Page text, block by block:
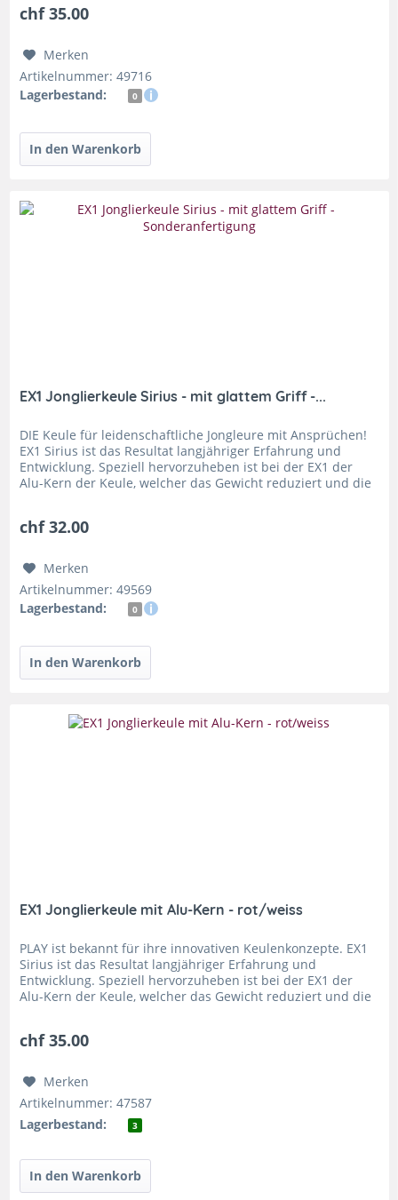
chf 35.00
Merken
Artikelnummer: 49716
Lagerbestand:
0
EX1 Jonglierkeule Sirius - mit glattem Griff -...
DIE Keule für leidenschaftliche Jongleure mit Ansprüchen!
EX1 Sirius ist das Resultat langjähriger Erfahrung und
Entwicklung. Speziell hervorzuheben ist bei der EX1 der
Alu-Kern der Keule, welcher das Gewicht reduziert und die
chf 32.00
Merken
Artikelnummer: 49569
Lagerbestand:
0
EX1 Jonglierkeule mit Alu-Kern - rot/weiss
PLAY ist bekannt für ihre innovativen Keulenkonzepte. EX1
Sirius ist das Resultat langjähriger Erfahrung und
Entwicklung. Speziell hervorzuheben ist bei der EX1 der
Alu-Kern der Keule, welcher das Gewicht reduziert und die
chf 35.00
Merken
Artikelnummer: 47587
Lagerbestand:
3